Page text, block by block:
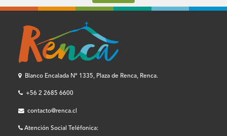
Blanco Encalada Nº 1335, Plaza de Renca, Renca.
+56 2 2685 6600
contacto@renca.cl
Atención Social Teléfonica: